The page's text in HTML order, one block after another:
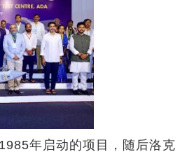
年启动的项目，随后洛克